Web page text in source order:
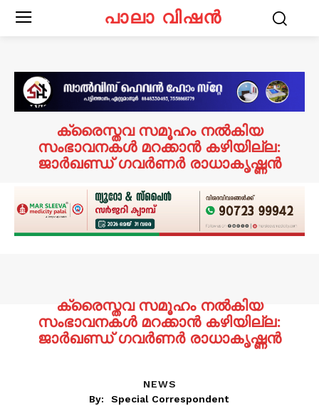
പാലാ വിഷൻ
ക്രൈസ്തവ സമൂഹം നൽകിയ
സംഭാവനകൾ മറക്കാൻ കഴിയില്ല:
ജാർഖണ്ഡ് ഗവർണർ രാധാകൃഷ്ണൻ
ക്രൈസ്തവ സമൂഹം നൽകിയ
സംഭാവനകൾ മറക്കാൻ കഴിയില്ല:
ജാർഖണ്ഡ് ഗവർണർ രാധാകൃഷ്ണൻ
NEWS
By:
Special Correspondent